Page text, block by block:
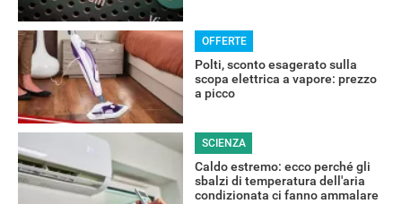
RECENSIONI
OFFERTE
Polti, sconto esagerato sulla
scopa elettrica a vapore: prezzo
a picco
SCIENZA
Caldo estremo: ecco perché gli
sbalzi di temperatura dell'aria
condizionata ci fanno ammalare